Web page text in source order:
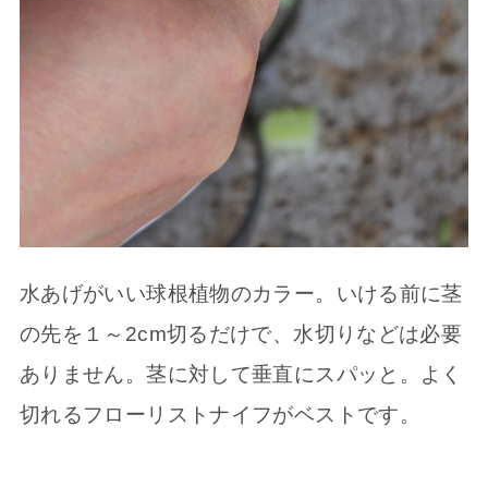
水あげがいい球根植物のカラー。いける前に茎
の先を１～2cm切るだけで、水切りなどは必要
ありません。茎に対して垂直にスパッと。よく
切れるフローリストナイフがベストです。